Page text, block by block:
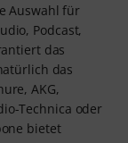
Auswahl für
Podcast,
das
das
AKG,
Technica oder
bietet